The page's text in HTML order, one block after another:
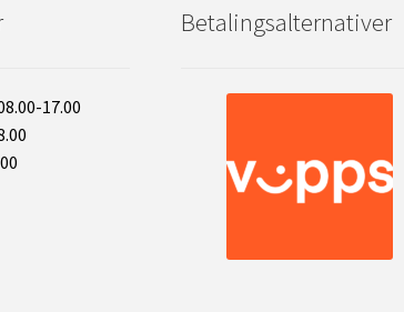
17.00
Betalingsalternativer